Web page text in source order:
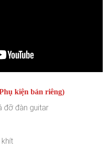
kiện bán riêng)
đỡ đàn guitar